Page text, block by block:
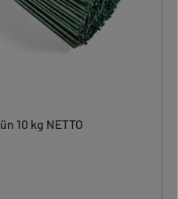
10 kg NETTO